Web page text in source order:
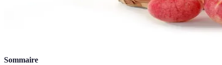
Sommaire